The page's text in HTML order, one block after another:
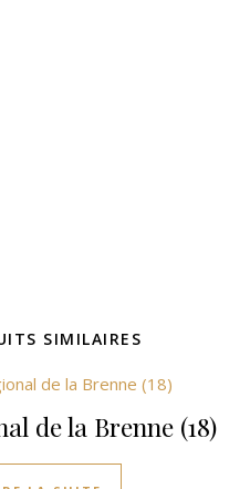
SIMILAIRES
de la Brenne (18)